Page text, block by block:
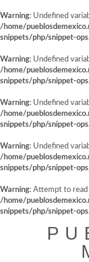
Warning: Undefined
/home/
snippets/php/snippet-
Warning: Undefined
/home/
snippets/php/snippet-
Warning: Undefined
/home/
snippets/php/snippet-
Warning: Undefined
/home/
snippets/php/snippet-
Warning: Attempt to
/home/
snippets/php/snippet-